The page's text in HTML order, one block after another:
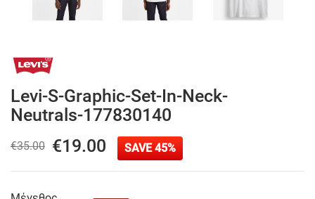
Levi-S-Graphic-Set-In-Neck-
Neutrals-177830140
€35.00 €19.00 SAVE 45%